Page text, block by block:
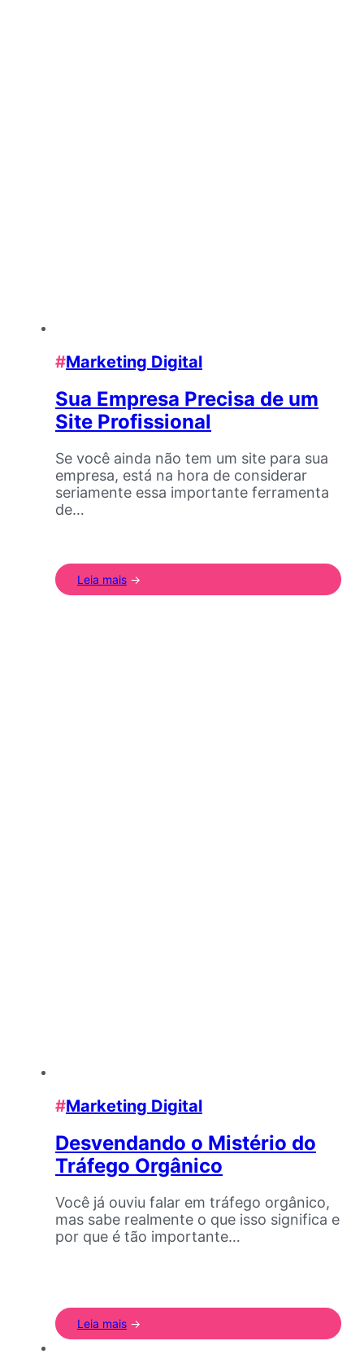
#Marketing Digital
Sua Empresa Precisa de um
Site Profissional
Se você ainda não tem um site para sua
empresa, está na hora de considerar
seriamente essa importante ferramenta
de…
Leia mais ->
#Marketing Digital
Desvendando o Mistério do
Tráfego Orgânico
Você já ouviu falar em tráfego orgânico,
mas sabe realmente o que isso significa e
por que é tão importante…
Leia mais ->